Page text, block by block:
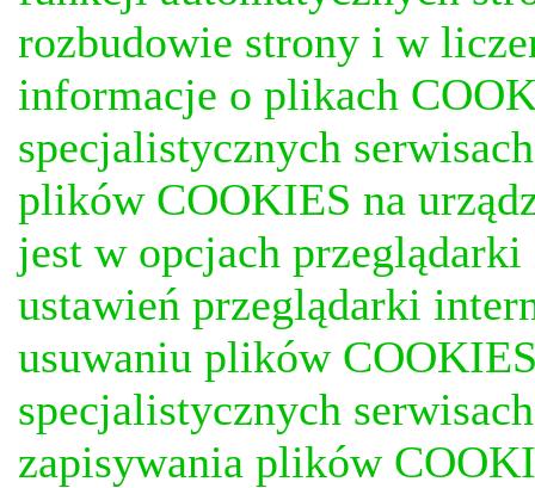
rozbudowie strony i w
informacje o plikach
specjalistycznych
plików COOKIES na
jest w opcjach
ustawień przeglądarki
usuwaniu plików
specjalistycznych
zapisywania plików